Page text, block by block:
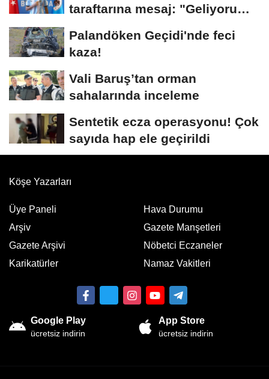
taraftarına mesaj: "Geliyorum
Palandöken Geçidi'nde feci
kaza!
Vali Baruş’tan orman
sahalarında inceleme
Sentetik ecza operasyonu! Çok
sayıda hap ele geçirildi
Köşe Yazarları
Üye Paneli
Arşiv
Gazete Arşivi
Karikatürler
Hava Durumu
Gazete Manşetleri
Nöbetci Eczaneler
Namaz Vakitleri
Google Play
ücretsiz indirin
App Store
ücretsiz indirin